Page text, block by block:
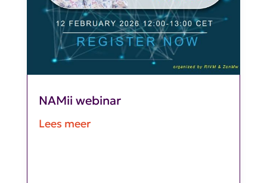
NAMii webinar
Lees meer